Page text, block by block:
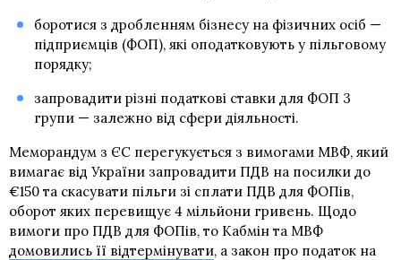
боротися з дробленням бізнесу на фізичних осіб —
підприємців (ФОП), які оподатковують у пільговому
порядку;
запровадити різні податкові ставки для ФОП 3
групи — залежно від сфери діяльності.
Меморандум з ЄС перегукується з вимогами МВФ, який
вимагає від України запровадити ПДВ на посилки до
€150 та скасувати пільги зі сплати ПДВ для ФОПів,
оборот яких перевищує 4 мільйони гривень. Щодо
вимоги про ПДВ для ФОПів, то Кабмін та МВФ
домовились її відтермінувати, а закон про податок на